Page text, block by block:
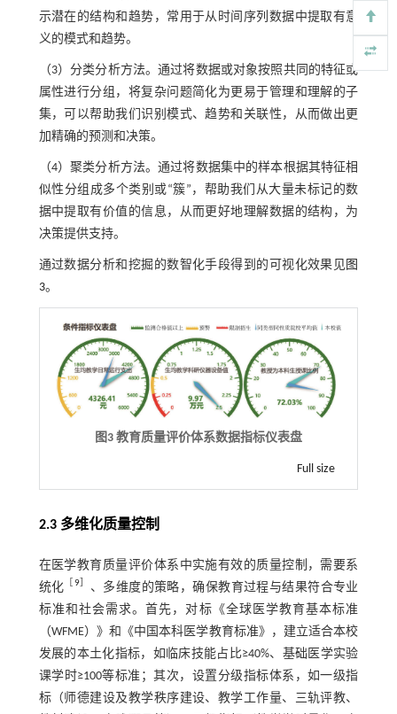
示潜在的结构和趋势，常用于从时间序列数据中提取有意
义的模式和趋势。
（3）分类分析方法。通过将数据或对象按照共同的特征或
属性进行分组，将复杂问题简化为更易于管理和理解的子
集，可以帮助我们识别模式、趋势和关联性，从而做出更
加精确的预测和决策。
（4）聚类分析方法。通过将数据集中的样本根据其特征相
似性分组成多个类别或“簇”，帮助我们从大量未标记的数
据中提取有价值的信息，从而更好地理解数据的结构，为
决策提供支持。
通过数据分析和挖掘的数智化手段得到的可视化效果见图
3。
图3 教育质量评价体系数据指标仪表盘
Full size
2.3 多维化质量控制
在医学教育质量评价体系中实施有效的质量控制，需要系
统化 ［9］
、多维度的策略，确保教育过程与结果符合专业
标准和社会需求。首先，对标《全球医学教育基本标准
（WFME）》和《中国本科医学教育标准》，建立适合本校
发展的本土化指标，如临床技能占比≥40%、基础医学实验
课学时≥100等标准；其次，设置分级指标体系，如一级指
标（师德建设及教学秩序建设、教学工作量、三轨评教、